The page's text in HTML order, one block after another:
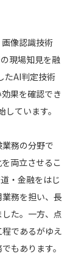
像認識技術
現場知見を融
たAI判定技術
果を確認でき
ています。
務の分野で
両立させるこ
・金融をはじ
務を担い、長
た。一方、点
であるがゆえ
もあります。